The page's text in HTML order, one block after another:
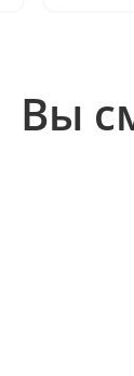
Вы